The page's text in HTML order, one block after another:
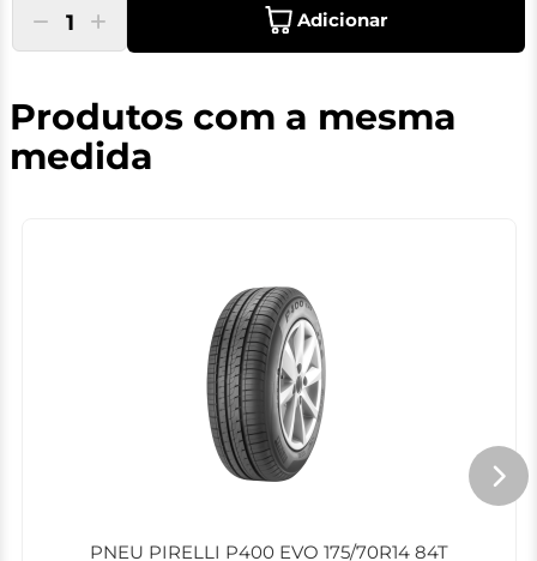
1 Adicionar
Produtos com a mesma
medida
PNEU PIRELLI P400 EVO 175/70R14 84T